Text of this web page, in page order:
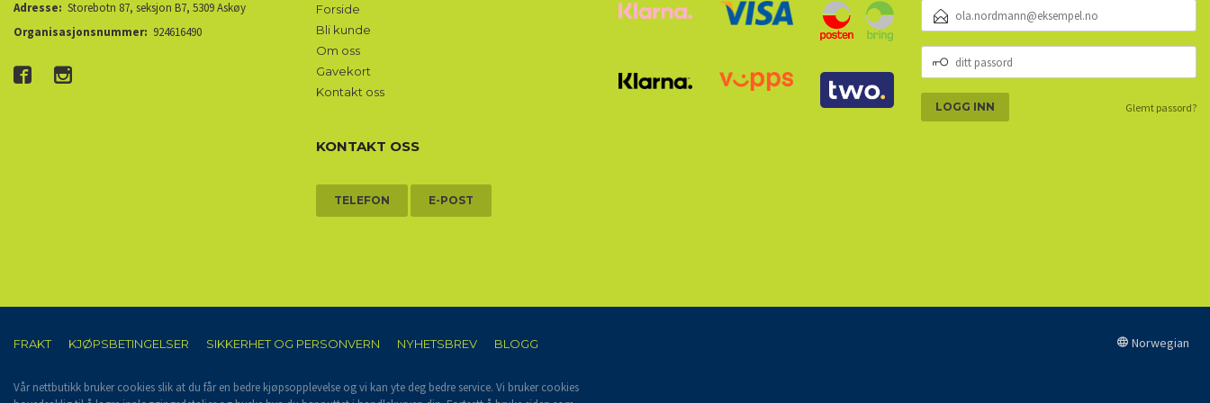
Adresse: Storebotn 87, seksjon B7, 5309 Askøy
Organisasjonsnummer: 924616490
Forside
Bli kunde
Om oss
Gavekort
Kontakt oss
KONTAKT OSS
TELEFON E-POST
POSTADRESSE
PASSORD
Glemt passord?
Norwegian
FRAKT KJØPSBETINGELSER SIKKERHET OG PERSONVERN NYHETSBREV BLOGG
Vår nettbutikk bruker cookies slik at du får en bedre kjøpsopplevelse og vi kan yte deg bedre service. Vi bruker cookies